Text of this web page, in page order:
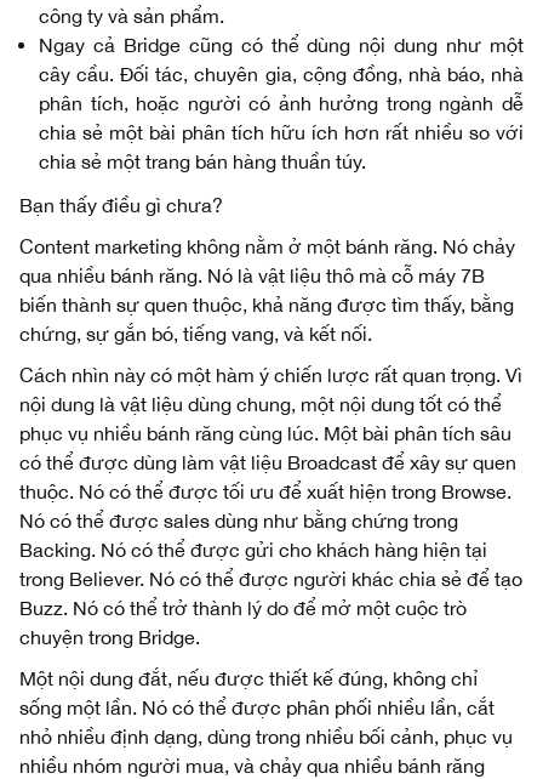
công ty và sản phẩm.
Ngay cả Bridge cũng có thể dùng nội dung như một
cây cầu. Đối tác, chuyên gia, cộng đồng, nhà báo, nhà
phân tích, hoặc người có ảnh hưởng trong ngành dễ
chia sẻ một bài phân tích hữu ích hơn rất nhiều so với
chia sẻ một trang bán hàng thuần túy.
Bạn thấy điều gì chưa?
Content marketing không nằm ở một bánh răng. Nó chảy
qua nhiều bánh răng. Nó là vật liệu thô mà cỗ máy 7B
biến thành sự quen thuộc, khả năng được tìm thấy, bằng
chứng, sự gắn bó, tiếng vang, và kết nối.
Cách nhìn này có một hàm ý chiến lược rất quan trọng. Vì
nội dung là vật liệu dùng chung, một nội dung tốt có thể
phục vụ nhiều bánh răng cùng lúc. Một bài phân tích sâu
có thể được dùng làm vật liệu Broadcast để xây sự quen
thuộc. Nó có thể được tối ưu để xuất hiện trong Browse.
Nó có thể được sales dùng như bằng chứng trong
Backing. Nó có thể được gửi cho khách hàng hiện tại
trong Believer. Nó có thể được người khác chia sẻ để tạo
Buzz. Nó có thể trở thành lý do để mở một cuộc trò
chuyện trong Bridge.
Một nội dung đắt, nếu được thiết kế đúng, không chỉ
sống một lần. Nó có thể được phân phối nhiều lần, cắt
nhỏ nhiều định dạng, dùng trong nhiều bối cảnh, phục vụ
nhiều nhóm người mua, và chảy qua nhiều bánh răng